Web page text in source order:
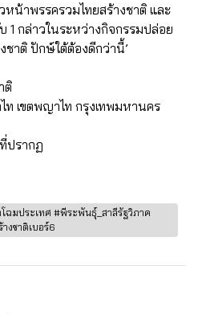
น้าพรรครวมไทยสร้างชาติ และ
1 กล่าวในระหว่างกิจกรรมปล่อย
ชาติ ปักษ์ใต้ต้องดีกว่านี้’
ติ
เขตพญาไท กรุงเทพมหานคร
ปรากฏ
ฉมประเทศ #พีระพันธุ์_สาลีรัฐวิภาค
งชาติเบอร์6